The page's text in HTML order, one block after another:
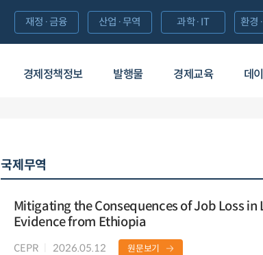
경제정책정보 발행물 경제교육 데
재정·금융 산업·무역 과학·IT 환경
국제무역
Mitigating the Consequences of Job Loss
Evidence from Ethiopia
CEPR 2026.05.12 원문보기